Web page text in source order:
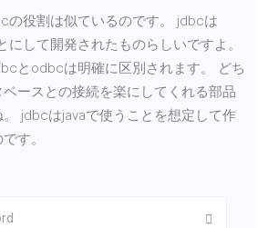
の役割は似ているのです。 jdbcは
にして開発されたものらしいですよ。
とodbcは明確に区別されます。 どち
ベースとの接続を楽にしてくれる部品
。 jdbcはjavaで使うことを想定して作
す。